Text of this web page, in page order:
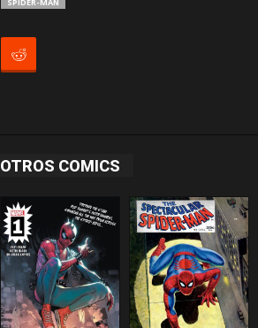
OTROS COMICS